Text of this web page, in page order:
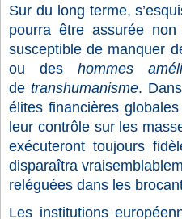
Sur du long terme,
pourra être assurée
susceptible de manquer
ou deshommes
de transhumanisme.
élites financières
leur contrôle sur les
exécuteront toujours
disparaîtra
reléguées dans les
Les institutions